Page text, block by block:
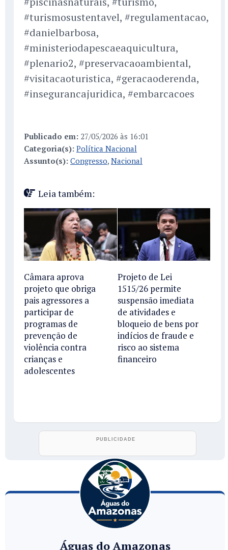
#turismosustentavel, #regulamentacao,
#danielbarbosa,
#ministeriodapescaeaquicultura,
#plenario2, #preservacaoambiental,
#visitacaoturistica, #geracaoderenda,
#insegurancajuridica, #embarcacoes
Publicado em: 27/05/2026 às 16:01
Categoria(s): Política Nacional
Assunto(s): Congresso, Nacional
Leia também:
Câmara aprova
projeto que obriga
pais agressores a
participar de
programas de
prevenção de
violência contra
crianças e
adolescentes
Projeto de Lei
1515/26 permite
suspensão imediata
de atividades e
bloqueio de bens por
indícios de fraude e
risco ao sistema
financeiro
Águas do Amazonas